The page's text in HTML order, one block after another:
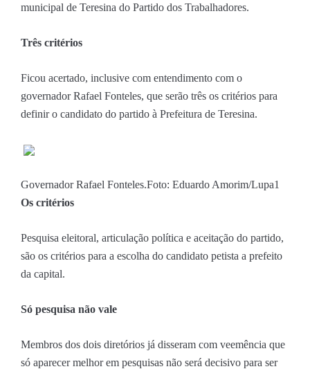
municipal de Teresina do Partido dos Trabalhadores.
Três critérios
Ficou acertado, inclusive com entendimento com o
governador Rafael Fonteles, que serão três os critérios para
definir o candidato do partido à Prefeitura de Teresina.
Governador Rafael Fonteles.Foto: Eduardo Amorim/Lupa1
Os critérios
Pesquisa eleitoral, articulação política e aceitação do partido,
são os critérios para a escolha do candidato petista a prefeito
da capital.
Só pesquisa não vale
Membros dos dois diretórios já disseram com veemência que
só aparecer melhor em pesquisas não será decisivo para ser